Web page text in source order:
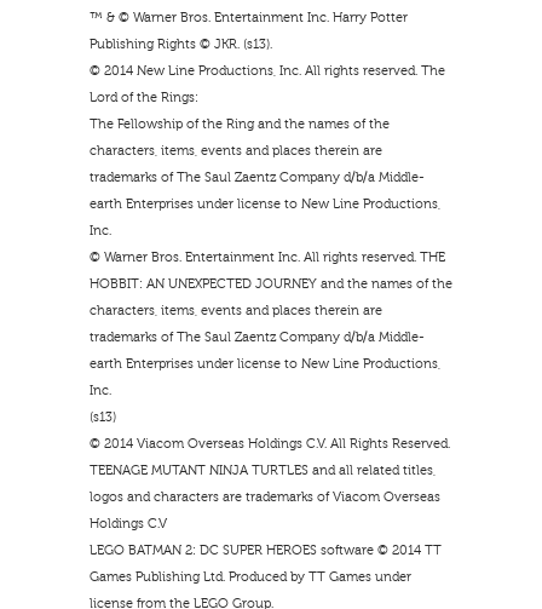
™ & © Warner Bros. Entertainment Inc. Harry Potter
Publishing Rights © JKR. (s13).
© 2014 New Line Productions, Inc. All rights reserved. The
Lord of the Rings:
The Fellowship of the Ring and the names of the
characters, items, events and places therein are
trademarks of The Saul Zaentz Company d/b/a Middle-
earth Enterprises under license to New Line Productions,
Inc.
© Warner Bros. Entertainment Inc. All rights reserved. THE
HOBBIT: AN UNEXPECTED JOURNEY and the names of the
characters, items, events and places therein are
trademarks of The Saul Zaentz Company d/b/a Middle-
earth Enterprises under license to New Line Productions,
Inc.
(s13)
© 2014 Viacom Overseas Holdings C.V. All Rights Reserved.
TEENAGE MUTANT NINJA TURTLES and all related titles,
logos and characters are trademarks of Viacom Overseas
Holdings C.V
LEGO BATMAN 2: DC SUPER HEROES software © 2014 TT
Games Publishing Ltd. Produced by TT Games under
license from the LEGO Group.